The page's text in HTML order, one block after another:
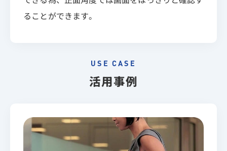
ることができます。
USE CASE
活用事例